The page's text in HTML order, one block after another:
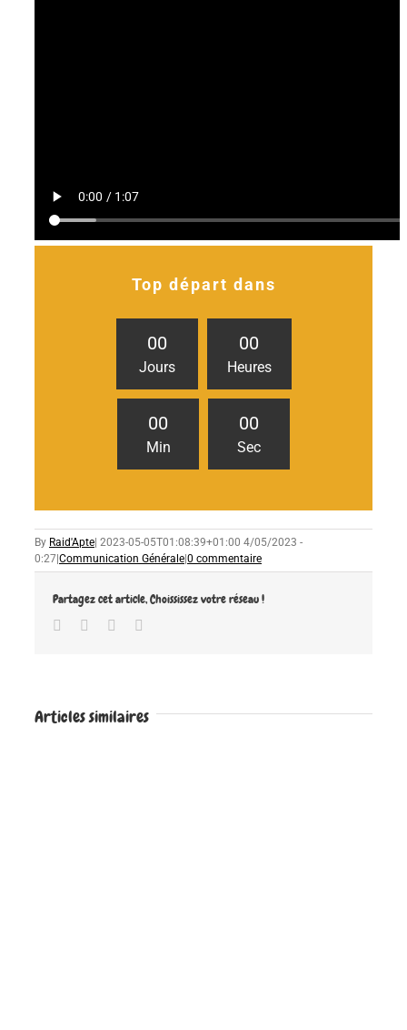
Top départ dans
00
Jours
00
Heures
00
Min
00
Sec
By Raid'Apte| 2023-05-05T01:08:39+01:00 4/05/2023 -
0:27|Communication Générale|0 commentaire
Partagez cet article, Choississez votre réseau !
Facebook
TwitterGoogle+
Articles similaires